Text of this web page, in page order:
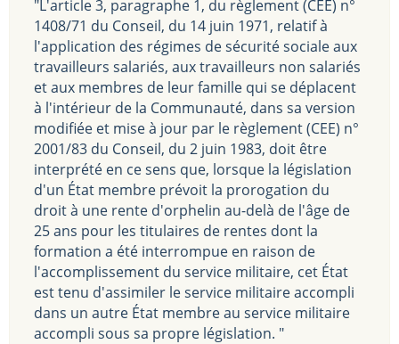
"L'article 3, paragraphe 1, du règlement (CEE) n°
1408/71 du Conseil, du 14 juin 1971, relatif à
l'application des régimes de sécurité sociale aux
travailleurs salariés, aux travailleurs non salariés
et aux membres de leur famille qui se déplacent
à l'intérieur de la Communauté, dans sa version
modifiée et mise à jour par le règlement (CEE) n°
2001/83 du Conseil, du 2 juin 1983, doit être
interprété en ce sens que, lorsque la législation
d'un État membre prévoit la prorogation du
droit à une rente d'orphelin au-delà de l'âge de
25 ans pour les titulaires de rentes dont la
formation a été interrompue en raison de
l'accomplissement du service militaire, cet État
est tenu d'assimiler le service militaire accompli
dans un autre État membre au service militaire
accompli sous sa propre législation. "